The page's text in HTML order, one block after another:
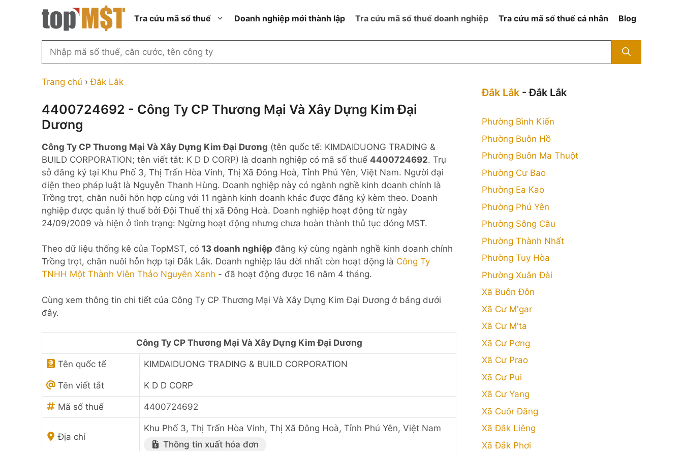
Tra cứu mã số thuế
Thành phố Hồ Chí Minh
Thành phố Hà Nội
Thành phố Đà Nẵng
Thành phố Hải Phòng
Thanh Hóa
Bắc Ninh
Nghệ An
Công ty cổ phần ngoài NN
thành viên ngoài NN
Công ty trách nhiệm hữu hạn
ngoài NN
Doanh nghiệp 100% vốn đầu tư
nước ngoài
Hộ kinh doanh cá thể
Nhà nước
Ngừng hoạt động nhưng chưa
hoàn thành thủ tục đóng MST
đăng ký
Doanh nghiệp mới thành lập Tra cứu mã số thuế doanh nghiệp Tra cứu mã số thuế cá nhân Blog
Tìm
theo
công
ty,
đại
diện
hoặc
mã
số
thuế
...
Trang chủ ›Đắk Lắk
4400724692 - Công Ty CP Thương Mại Và Xây Dựng Kim Đại
Dương
Công Ty CP Thương Mại Và Xây Dựng Kim Đại Dương (tên quốc tế: KIMDAIDUONG TRADING &
BUILD CORPORATION; tên viết tắt: K D D CORP) là doanh nghiệp có mã số thuế 4400724692. Trụ
sở đăng ký tại Khu Phố 3, Thị Trấn Hòa Vinh, Thị Xã Đông Hoà, Tỉnh Phú Yên, Việt Nam. Người đại
diện theo pháp luật là Nguyễn Thanh Hùng. Doanh nghiệp này có ngành nghề kinh doanh chính là
Trồng trọt, chăn nuôi hỗn hợp cùng với 11 ngành kinh doanh khác được đăng ký kèm theo. Doanh
nghiệp được quản lý thuế bởi Đội Thuế thị xã Đông Hoà. Doanh nghiệp hoạt động từ ngày
24/09/2009 và hiện ở tình trạng: Ngừng hoạt động nhưng chưa hoàn thành thủ tục đóng MST.
Theo dữ liệu thống kê của TopMST, có 13 doanh nghiệp đăng ký cùng ngành nghề kinh doanh chính
Trồng trọt, chăn nuôi hỗn hợp tại Đắk Lắk. Doanh nghiệp lâu đời nhất còn hoạt động là Công Ty
TNHH Một Thành Viên Thảo Nguyên Xanh - đã hoạt động được 16 năm 4 tháng.
Cùng xem thông tin chi tiết của Công Ty CP Thương Mại Và Xây Dựng Kim Đại Dương ở bảng dưới
đây.
Công Ty CP Thương Mại Và Xây Dựng Kim Đại Dương
Tên quốc tế KIMDAIDUONG TRADING & BUILD CORPORATION
Tên viết tắt K D D CORP
Mã số thuế 4400724692
Địa chỉ
Khu Phố 3, Thị Trấn Hòa Vinh, Thị Xã Đông Hoà, Tỉnh Phú Yên, Việt Nam
Thông tin xuất hóa đơn
Đắk Lắk - Đắk Lắk
Phường Bình Kiến
Phường Buôn Hồ
Phường Buôn Ma Thuột
Phường Cư Bao
Phường Ea Kao
Phường Phú Yên
Phường Sông Cầu
Phường Thành Nhất
Phường Tuy Hòa
Phường Xuân Đài
Xã Buôn Đôn
Xã Cư M'gar
Xã Cư M'ta
Xã Cư Pơng
Xã Cư Prao
Xã Cư Pui
Xã Cư Yang
Xã Cuôr Đăng
Xã Đắk Liêng
Xã Đắk Phơi